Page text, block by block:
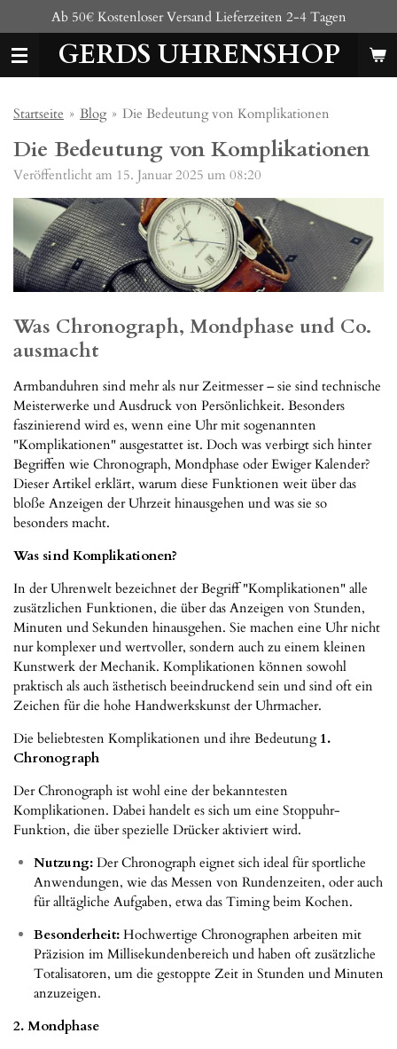
Hauptinhalt
springenGERDS UHRENSHOP
Ab 50€ Kostenloser Versand Lieferzeiten 2-4 Tagen
Startseite » Blog » Die Bedeutung von Komplikationen
Die Bedeutung von Komplikationen
Veröffentlicht am 15. Januar 2025 um 08:20
Was Chronograph, Mondphase und Co.
ausmacht
Armbanduhren sind mehr als nur Zeitmesser – sie sind technische
Meisterwerke und Ausdruck von Persönlichkeit. Besonders
faszinierend wird es, wenn eine Uhr mit sogenannten
"Komplikationen" ausgestattet ist. Doch was verbirgt sich hinter
Begriffen wie Chronograph, Mondphase oder Ewiger Kalender?
Dieser Artikel erklärt, warum diese Funktionen weit über das
bloße Anzeigen der Uhrzeit hinausgehen und was sie so
besonders macht.
Was sind Komplikationen?
In der Uhrenwelt bezeichnet der Begriff "Komplikationen" alle
zusätzlichen Funktionen, die über das Anzeigen von Stunden,
Minuten und Sekunden hinausgehen. Sie machen eine Uhr nicht
nur komplexer und wertvoller, sondern auch zu einem kleinen
Kunstwerk der Mechanik. Komplikationen können sowohl
praktisch als auch ästhetisch beeindruckend sein und sind oft ein
Zeichen für die hohe Handwerkskunst der Uhrmacher.
Die beliebtesten Komplikationen und ihre Bedeutung 1.
Chronograph
Der Chronograph ist wohl eine der bekanntesten
Komplikationen. Dabei handelt es sich um eine Stoppuhr-
Funktion, die über spezielle Drücker aktiviert wird.
Nutzung:Der Chronograph eignet sich ideal für sportliche
Anwendungen, wie das Messen von Rundenzeiten, oder auch
für alltägliche Aufgaben, etwa das Timing beim Kochen.
Besonderheit:Hochwertige Chronographen arbeiten mit
Präzision im Millisekundenbereich und haben oft zusätzliche
Totalisatoren, um die gestoppte Zeit in Stunden und Minuten
anzuzeigen.
2. Mondphase